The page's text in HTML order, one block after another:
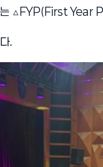
는 △FYP(First
.